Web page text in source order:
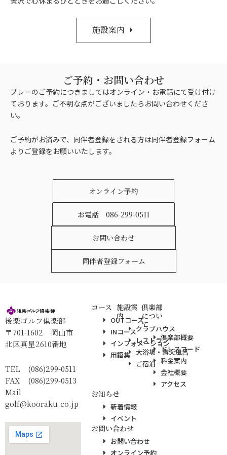
施設案内
ご予約・お問い合わせ
プレーのご予約につきましてはオンライン・お電話にて受け付け
ております。ご不明な点がございましたらお問い合わせくださ
い。
ご予約がお済みで、同伴者登録をされる方は同伴者登録フォーム
よりご登録をお願いいたします。
オンライン予約
お電話 086-299-0511
お問い合わせ
同伴者登録フォーム
後楽ゴルフ俱楽部
〒701-1602 岡山市
北区真星2610番地
TEL (086)299-0511
FAX (086)299-0513
Mail
golf@kooraku.co.jp
コース
OUTコース
INコース
インフォメーション
用語集
施設案
内
クラブハウス
レストラン
大浴場・露天風呂
ご宿泊
倶楽部
につい
て
倶楽部概要
ドレスコード
料金案内
会社概要
アクセス
お知らせ
新着情報
イベント
お問い合わせ
お問い合わせ
オンライン予約